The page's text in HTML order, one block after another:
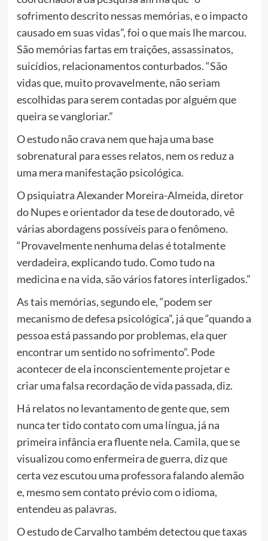
sofrimento descrito nessas memórias, e o impacto
causado em suas vidas”, foi o que mais lhe marcou.
São memórias fartas em traições, assassinatos,
suicídios, relacionamentos conturbados. “São
vidas que, muito provavelmente, não seriam
escolhidas para serem contadas por alguém que
queira se vangloriar.”
O estudo não crava nem que haja uma base
sobrenatural para esses relatos, nem os reduz a
uma mera manifestação psicológica.
O psiquiatra Alexander Moreira-Almeida, diretor
do Nupes e orientador da tese de doutorado, vê
várias abordagens possíveis para o fenômeno.
“Provavelmente nenhuma delas é totalmente
verdadeira, explicando tudo. Como tudo na
medicina e na vida, são vários fatores interligados.”
As tais memórias, segundo ele, “podem ser
mecanismo de defesa psicológica”, já que “quando a
pessoa está passando por problemas, ela quer
encontrar um sentido no sofrimento”. Pode
acontecer de ela inconscientemente projetar e
criar uma falsa recordação de vida passada, diz.
Há relatos no levantamento de gente que, sem
nunca ter tido contato com uma língua, já na
primeira infância era fluente nela. Camila, que se
visualizou como enfermeira de guerra, diz que
certa vez escutou uma professora falando alemão
e, mesmo sem contato prévio com o idioma,
entendeu as palavras.
O estudo de Carvalho também detectou que taxas